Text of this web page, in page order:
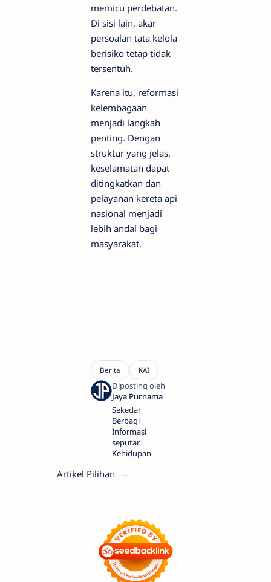
memicu perdebatan.
Di sisi lain, akar
persoalan tata kelola
berisiko tetap tidak
tersentuh.
Karena itu, reformasi
kelembagaan
menjadi langkah
penting. Dengan
struktur yang jelas,
keselamatan dapat
ditingkatkan dan
pelayanan kereta api
nasional menjadi
lebih andal bagi
masyarakat.
Sekedar
Berbagi
Informasi
seputar
Kehidupan
Artikel Pilihan